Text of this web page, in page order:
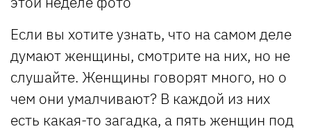
Если вы хотите узнать, что на самом деле
думают женщины, смотрите на них, но не
слушайте. Женщины говорят много, но о
чем они умалчивают? В каждой из них
есть какая-то загадка, а пять женщин под